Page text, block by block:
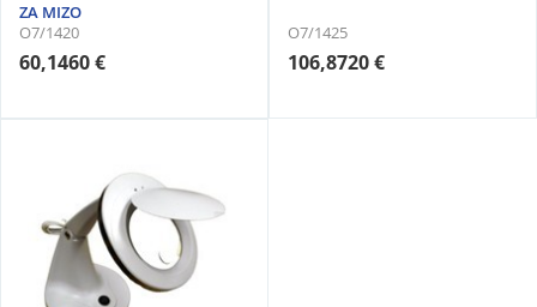
ZA MIZO
O7/1420
60,1460 €
O7/1425
106,8720 €